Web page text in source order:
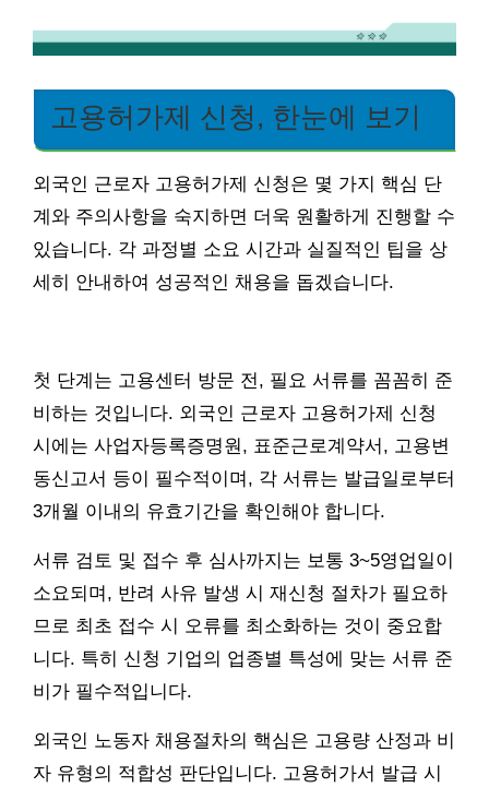
고용허가제 신청, 한눈에 보기
외국인 근로자 고용허가제 신청은 몇 가지 핵심 단
계와 주의사항을 숙지하면 더욱 원활하게 진행할 수
있습니다. 각 과정별 소요 시간과 실질적인 팁을 상
세히 안내하여 성공적인 채용을 돕겠습니다.
첫 단계는 고용센터 방문 전, 필요 서류를 꼼꼼히 준
비하는 것입니다. 외국인 근로자 고용허가제 신청
시에는 사업자등록증명원, 표준근로계약서, 고용변
동신고서 등이 필수적이며, 각 서류는 발급일로부터
3개월 이내의 유효기간을 확인해야 합니다.
서류 검토 및 접수 후 심사까지는 보통 3~5영업일이
소요되며, 반려 사유 발생 시 재신청 절차가 필요하
므로 최초 접수 시 오류를 최소화하는 것이 중요합
니다. 특히 신청 기업의 업종별 특성에 맞는 서류 준
비가 필수적입니다.
외국인 노동자 채용절차의 핵심은 고용량 산정과 비
자 유형의 적합성 판단입니다. 고용허가서 발급 시